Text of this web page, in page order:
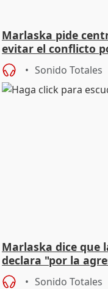
Marlaska pide
evitar el conflicto
Sonido Totales
Marlaska dice que
declara "por la
Sonido Totales